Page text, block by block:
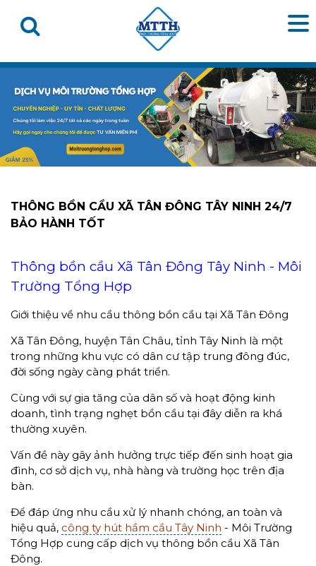
THÔNG BỒN CẦU XÃ TÂN ĐÔNG TÂY NINH 24/7
BẢO HÀNH TỐT
Thông bồn cầu Xã Tân Đông Tây Ninh - Môi
Trường Tổng Hợp
Giới thiệu về nhu cầu thông bồn cầu tại Xã Tân Đông
Xã Tân Đông, huyện Tân Châu, tỉnh Tây Ninh là một
trong những khu vực có dân cư tập trung đông đúc,
đời sống ngày càng phát triển.
Cùng với sự gia tăng của dân số và hoạt động kinh
doanh, tình trạng nghẹt bồn cầu tại đây diễn ra khá
thường xuyên.
Vấn đề này gây ảnh hưởng trực tiếp đến sinh hoạt gia
đình, cơ sở dịch vụ, nhà hàng và trường học trên địa
bàn.
Để đáp ứng nhu cầu xử lý nhanh chóng, an toàn và
hiệu quả, công ty hút hầm cầu Tây Ninh - Môi Trường
Tổng Hợp cung cấp dịch vụ thông bồn cầu Xã Tân
Đông.